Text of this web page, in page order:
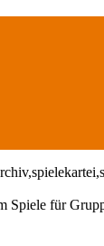
Spiele für